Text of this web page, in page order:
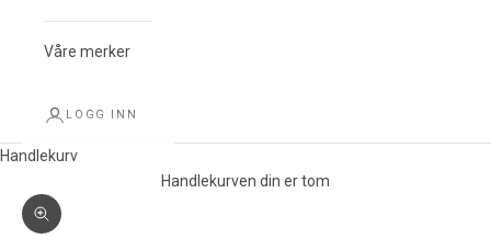
Våre merker
LOGG INN
Handlekurv
Handlekurven din er tom
Forstørr